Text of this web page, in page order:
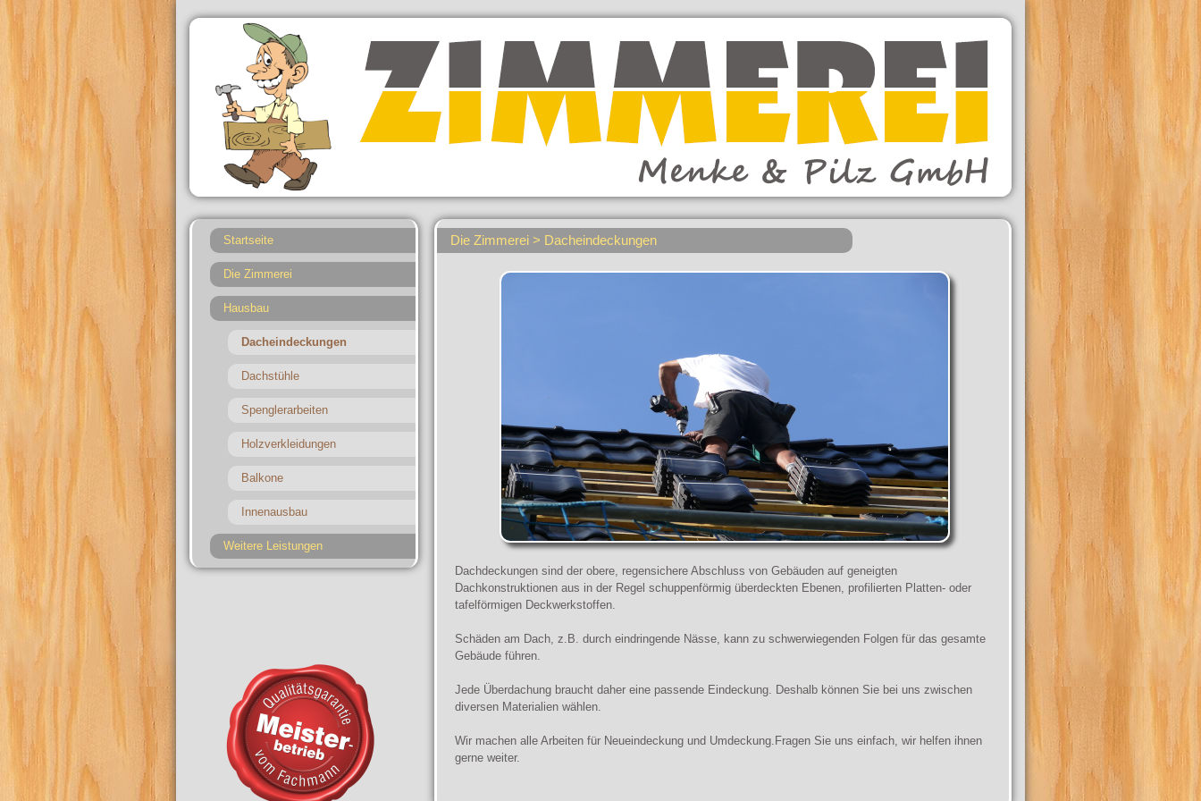
Startseite
Die Zimmerei
Hausbau
Dacheindeckungen
Dachstühle
Spenglerarbeiten
Holzverkleidungen
Balkone
Innenausbau
Weitere Leistungen
Die Zimmerei > Dacheindeckungen
Dachdeckungen sind der obere, regensichere Abschluss von Gebäuden auf geneigten
Dachkonstruktionen aus in der Regel schuppenförmig überdeckten Ebenen, profilierten Platten- oder
tafelförmigen Deckwerkstoffen.
Schäden am Dach, z.B. durch eindringende Nässe, kann zu schwerwiegenden Folgen für das gesamte
Gebäude führen.
Jede Überdachung braucht daher eine passende Eindeckung. Deshalb können Sie bei uns zwischen
diversen Materialien wählen.
Wir machen alle Arbeiten für Neueindeckung und Umdeckung.Fragen Sie uns einfach, wir helfen ihnen
gerne weiter.